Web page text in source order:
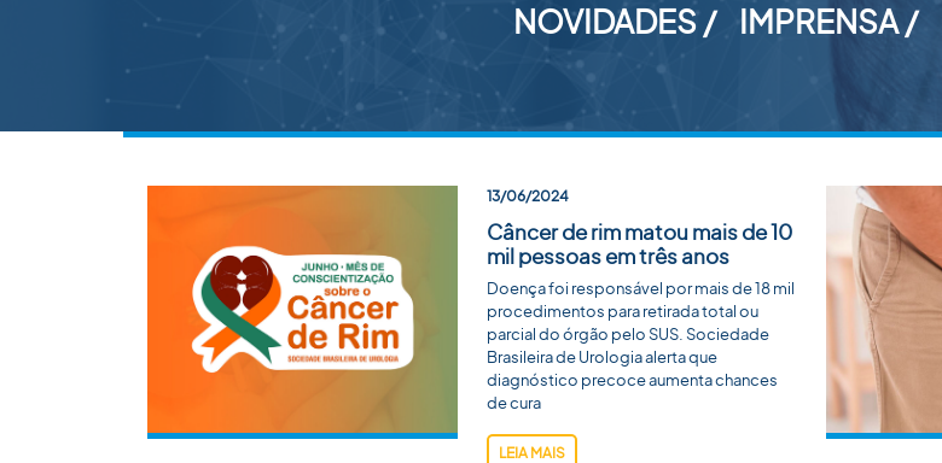
NOVIDADES IMPRENSA
13/06/2024
Câncer de rim matou mais de 10
mil pessoas em três anos
Doença foi responsável por mais de 18 mil
procedimentos para retirada total ou
parcial do órgão pelo SUS. Sociedade
Brasileira de Urologia alerta que
diagnóstico precoce aumenta chances
de cura
LEIA MAIS